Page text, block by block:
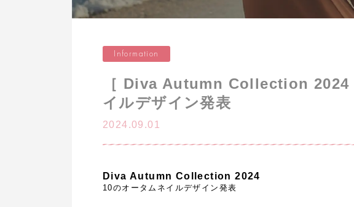
Information
［ Diva Autumn Collection 2024
イルデザイン発表
2024.09.01
Diva Autumn Collection 2024
10のオータムネイルデザイン発表